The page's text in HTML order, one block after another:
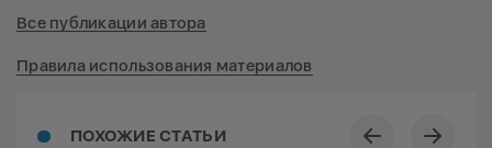
ПОХОЖИЕ СТАТЬИ
Все публикации автора
Правила использования материалов